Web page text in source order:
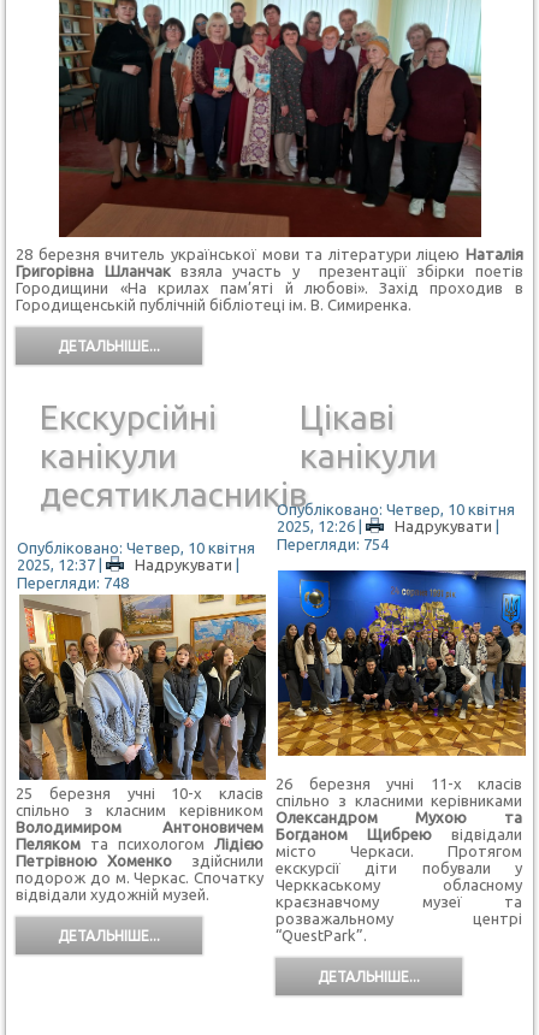
28 березня вчитель української мови та літератури ліцею Наталія
Григорівна Шланчаквзяла участь у презентації збірки поетів
Городищини «На крилах пам’яті й любові». Захід проходив в
Городищенській публічній бібліотеці ім. В. Симиренка.
ДЕТАЛЬНІШЕ...
Екскурсійні
канікули
десятикласників
Опубліковано: Четвер, 10 квітня
2025, 12:37 | Надрукувати |
Перегляди: 748
25 березня учні 10-х класів
спільно з класним керівником
Володимиром Антоновичем
Пеляком та психологом
Лідією
Петрівною Хоменко здійснили
подорож до м. Черкас. Спочатку
відвідали художній музей.
ДЕТАЛЬНІШЕ...
Цікаві
канікули
Опубліковано: Четвер, 10 квітня
2025, 12:26| Надрукувати |
Перегляди: 754
26 березня учні 11-х класів
спільно з класними керівниками
Олександром Мухою та
Богданом Щибрею відвідали
місто Черкаси. Протягом
екскурсії діти побували у
Черккаському обласному
краєзнавчому музеї та
розважальному центрі
“QuestPark”.
ДЕТАЛЬНІШЕ...